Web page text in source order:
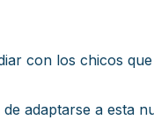
con los chicos
adaptarse a esta